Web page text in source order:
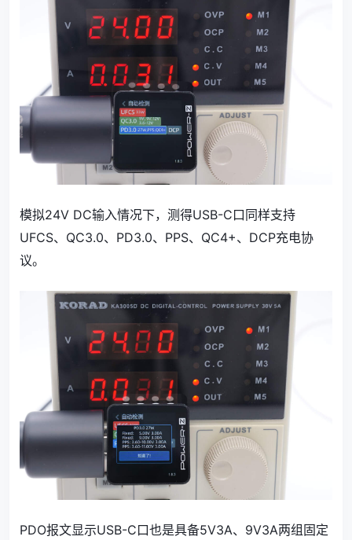
模拟24V DC输入情况下，测得USB-C口同样支持
UFCS、QC3.0、PD3.0、PPS、QC4+、DCP充电协
议。
PDO报文显示USB-C口也是具备5V3A、9V3A两组固定